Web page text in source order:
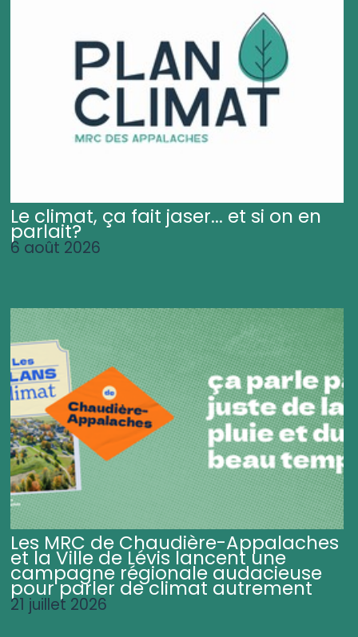
Le climat, ça fait jaser... et si on en
parlait?
6 août 2026
Les MRC de Chaudière-Appalaches
et la Ville de Lévis lancent une
campagne régionale audacieuse
pour parler de climat autrement
21 juillet 2026